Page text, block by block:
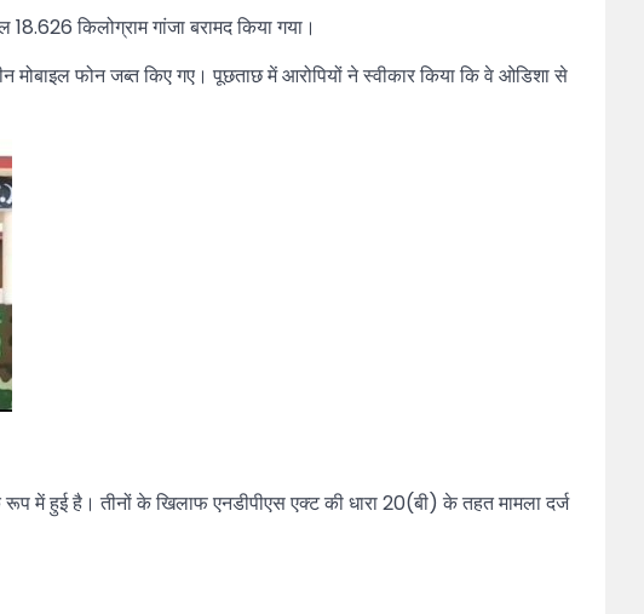
किलोग्राम गांजा बरामद किया गया।
फोन जब्त किए गए। पूछताछ में आरोपियों ने स्वीकार किया कि वे ओडिशा से
में हुई है। तीनों के खिलाफ एनडीपीएस एक्ट की धारा 20(बी) के तहत मामला दर्ज